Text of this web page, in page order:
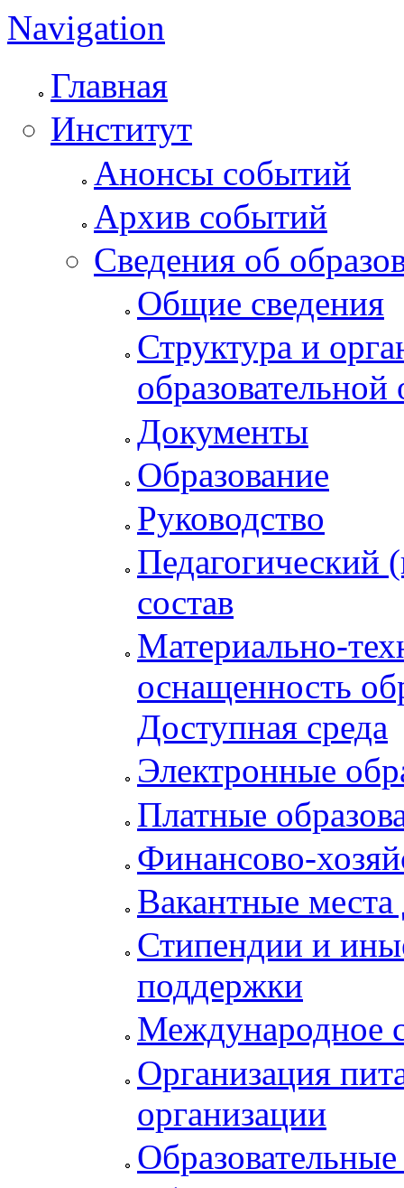
Navigation
Главная
Институт
Анонсы событий
Архив событий
Сведения об
Общие сведения
Структура и
образовательной
Документы
Образование
Руководство
Педагогический
состав
Материально-
оснащенность
Доступная среда
Электронные
Платные
Финансово-
Вакантные
Стипендии и
поддержки
Международное
Организация
организации